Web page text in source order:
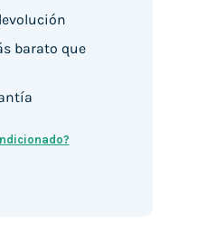
barato que